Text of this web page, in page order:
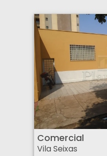
Comercial - Vila Seixas - Ribeirão Preto
Comercial
Vila Seixas